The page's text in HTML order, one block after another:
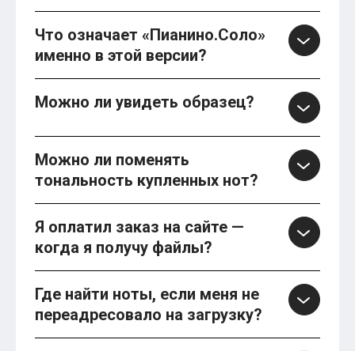
Что означает «Пианино.Соло»
именно в этой версии?
Можно ли увидеть образец?
Можно ли поменять
тональность купленных нот?
Я оплатил заказ на сайте —
когда я получу файлы?
Где найти ноты, если меня не
переадресовало на загрузку?